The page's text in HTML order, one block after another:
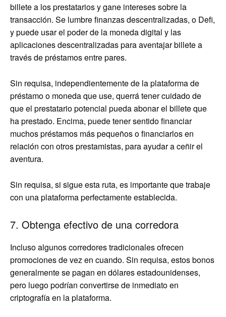
billete a los prestatarios y gane intereses sobre la
transacción. Se lumbre finanzas descentralizadas, o Defi,
y puede usar el poder de la moneda digital y las
aplicaciones descentralizadas para aventajar billete a
través de préstamos entre pares.
Sin requisa, independientemente de la plataforma de
préstamo o moneda que use, querrá tener cuidado de
que el prestatario potencial pueda abonar el billete que
ha prestado. Encima, puede tener sentido financiar
muchos préstamos más pequeños o financiarlos en
relación con otros prestamistas, para ayudar a ceñir el
aventura.
Sin requisa, si sigue esta ruta, es importante que trabaje
con una plataforma perfectamente establecida.
7. Obtenga efectivo de una corredora
Incluso algunos corredores tradicionales ofrecen
promociones de vez en cuando. Sin requisa, estos bonos
generalmente se pagan en dólares estadounidenses,
pero luego podrían convertirse de inmediato en
criptografía en la plataforma.